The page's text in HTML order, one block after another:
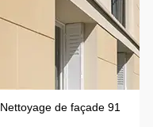
Nettoyage de façade 91